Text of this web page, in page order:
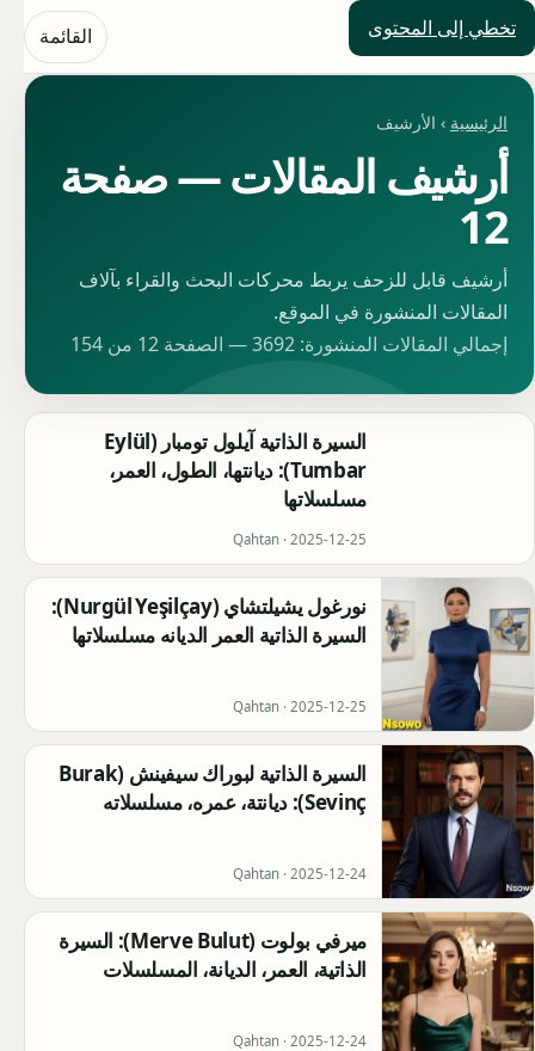
تخطي إلى المحتوى
حلول العالم القائمة
الرئيسية › الأرشيف
أرشيف المقالات — صفحة
12
أرشيف قابل للزحف يربط محركات البحث والقراء بآلاف
المقالات المنشورة في الموقع.
إجمالي المقالات المنشورة: 3692 — الصفحة 12 من 154
السيرة الذاتية آيلول تومبار (Eylül
Tumbar): ديانتها، الطول، العمر،
مسلسلاتها
Qahtan · 2025-12-25
نورغول يشيلتشاي (Nurgül Yeşilçay):
السيرة الذاتية العمر الديانه مسلسلاتها
Qahtan · 2025-12-25
السيرة الذاتية لبوراك سيفينش (Burak
Sevinç): ديانتة، عمره، مسلسلاته
Qahtan · 2025-12-24
ميرفي بولوت (Merve Bulut): السيرة
الذاتية، العمر، الديانة، المسلسلات
Qahtan · 2025-12-24